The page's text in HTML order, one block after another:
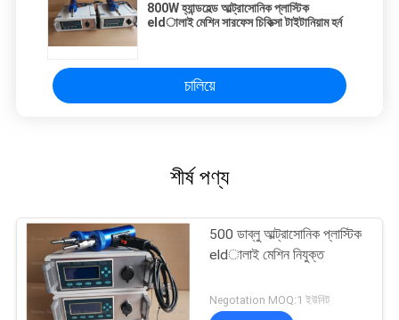
800W হ্যান্ডহেল্ড আল্ট্রাসোনিক প্লাস্টিক
eldালাই মেশিন সারফেস চিকিত্সা টাইটানিয়াম হর্ন
চালিয়ে
শীর্ষ পণ্য
500 ডাব্লু আল্ট্রাসোনিক প্লাস্টিক
eldালাই মেশিন নিযুক্ত
Negotation MOQ:1 ইউনিট